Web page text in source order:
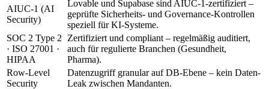
AIUC-1 (AI
Security)
Lovable und Supabase sind AIUC-1-zertifiziert –
geprüfte Sicherheits- und Governance-Kontrollen
speziell für KI-Systeme.
SOC 2 Type 2
· ISO 27001 ·
HIPAA
Zertifiziert und compliant – regelmäßig auditiert,
auch für regulierte Branchen (Gesundheit,
Pharma).
Row-Level
Security
Datenzugriff granular auf DB-Ebene – kein Daten-
Leak zwischen Mandanten.